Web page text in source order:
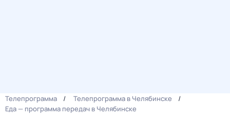
Телепрограмма
Телепрограмма в Челябинске
Еда — программа передач в Челябинске